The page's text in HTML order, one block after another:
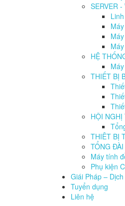
SERVER -
HỆ
THIẾT BỊ
HỘI NGHỊ
THIÊT BỊ
TỔNG
Máy tính
Phụ kiện
Giái Pháp – Dịch
Tuyển dụng
Liên hệ